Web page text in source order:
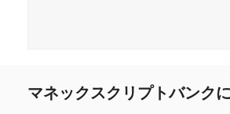
マネックスクリプトバンク